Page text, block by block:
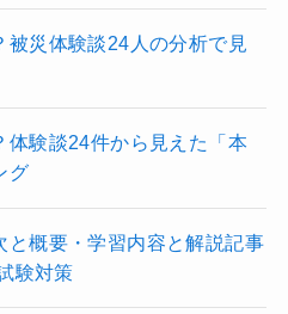
被災体験談24人の分析で見
体験談24件から見えた「本
グ
と概要・学習内容と解説記事
験対策